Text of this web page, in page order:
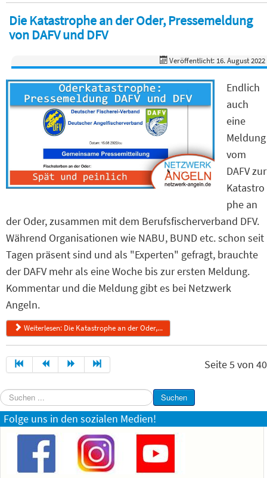
Die Katastrophe an der Oder, Pressemeldung
von DAFV und DFV
Veröffentlicht: 16. August 2022
Endlich
auch
eine
Meldung
vom
DAFV zur
Katastro
phe an
der Oder, zusammen mit dem Berufsfischerverband DFV.
Während Organisationen wie NABU, BUND etc. schon seit
Tagen präsent sind und als "Experten" gefragt, brauchte
der DAFV mehr als eine Woche bis zur ersten Meldung.
Kommentar und die Meldung gibt es bei Netzwerk
Angeln.
Weiterlesen: Die Katastrophe an der Oder,...
Seite 5 von 40
Suchen
...
Suchen
Folge uns in den sozialen Medien!